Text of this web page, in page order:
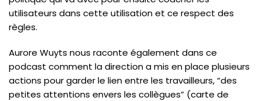
utilisateurs dans cette utilisation et ce respect des
règles.
Aurore Wuyts nous raconte également dans ce
podcast comment la direction a mis en place plusieurs
actions pour garder le lien entre les travailleurs, “des
petites attentions envers les collègues” (carte de